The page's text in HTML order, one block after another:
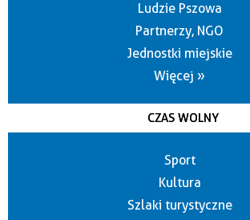
Ludzie Pszowa
Partnerzy, NGO
Jednostki miejskie
Więcej »
CZAS WOLNY
Sport
Kultura
Szlaki turystyczne